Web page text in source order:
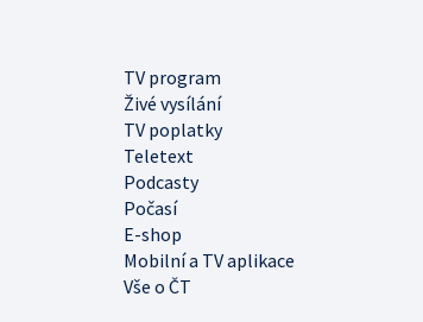
TV program
Živé vysílání
TV poplatky
Teletext
Podcasty
Počasí
E-shop
Mobilní a TV aplikace
Vše o ČT